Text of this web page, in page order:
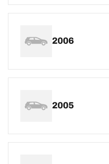
2006
2005